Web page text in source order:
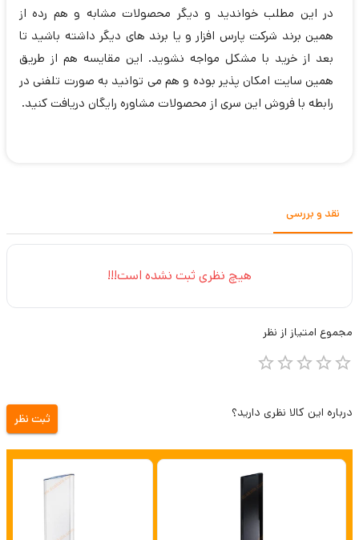
در این مطلب خواندید و دیگر محصولات مشابه و هم رده از
همین برند شرکت پارس افزار و یا برند های دیگر داشته باشید تا
بعد از خرید با مشکل مواجه نشوید. این مقایسه هم از طریق
همین سایت امکان پذیر بوده و هم می توانید به صورت تلفنی در
رابطه با فروش این سری از محصولات مشاوره رایگان دریافت کنید.
نقد و بررسی
مجموع امتیاز از نظر
درباره این کالا نظری دارید؟ ثبت نظر
هیچ نظری ثبت نشده است!!!